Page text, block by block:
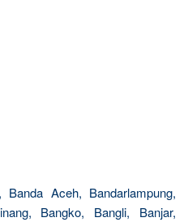
Aceh, Bandarlampung,
Bangko, Bangli, Banjar,